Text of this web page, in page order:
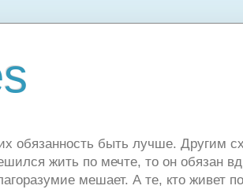
обязанность быть лучше. Другим
жить по мечте, то он обязан
мешает. А те, кто живет